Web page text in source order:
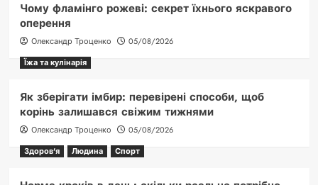
Чому фламінго рожеві: секрет їхнього яскравого
оперення
Олександр Троценко
05/08/2026
Їжа та кулінарія
Як зберігати імбир: перевірені способи, щоб
корінь залишався свіжим тижнями
Олександр Троценко
05/08/2026
Здоров'я
Людина Спорт